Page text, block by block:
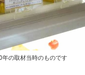
の取材当時のものです